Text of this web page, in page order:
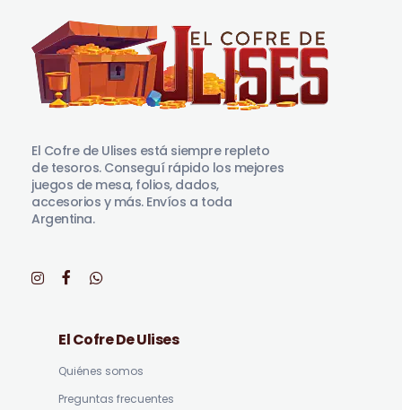
El Cofre de Ulises está siempre repleto
de tesoros. Conseguí rápido los mejores
juegos de mesa, folios, dados,
accesorios y más. Envíos a toda
Argentina.
El Cofre De Ulises
Quiénes somos
Preguntas frecuentes